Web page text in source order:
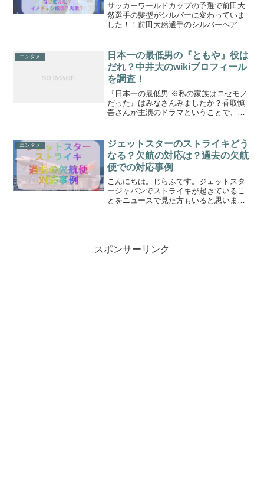
サッカーワールドカップの予選で前田大
然選手の髪型がシルバーに変わっていま
した！！前田大然選手のシルバーヘア
成功ではないでしょうか！？W杯でイメ
チェンをした前田大然選手の...
エンタメ
日本一の最低男の『ともや』役は
だれ？中井大のwikiプロフィール
を調査！
『日本一の最低男 ※私の家族はニセモノ
だった』はみなさんみましたか？香取慎
吾さんが主演のドラマということで、話
恋愛の対象は自由で、その気持ちをごま
かす必要はない。と...
エンタメ
ジェットスターのストライキどう
なる？欠航の対応は？過去の欠航
便での対応事例
こんにちは。じらふです。ジェットスタ
ージャパンでストライキが起きているこ
とをニュースで見た方もいると思いま
スポンサーリンク